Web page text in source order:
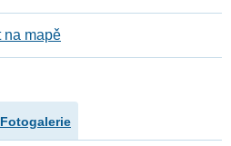
na mapě
Fotogalerie